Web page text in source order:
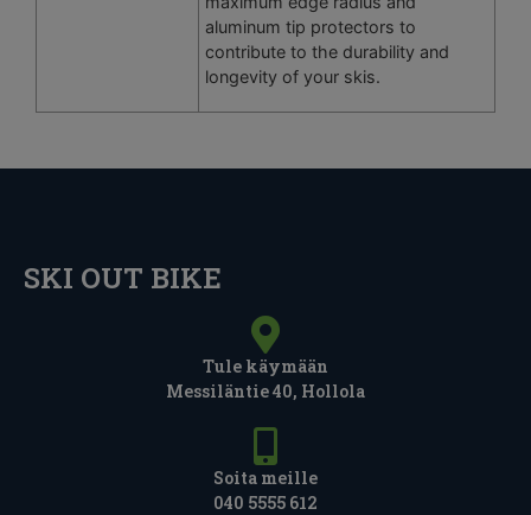
aluminum tip protectors to
contribute to the durability and
longevity of your skis.
SKI OUT BIKE
Tule käymään
Messiläntie 40, Hollola
Soita meille
040 5555 612